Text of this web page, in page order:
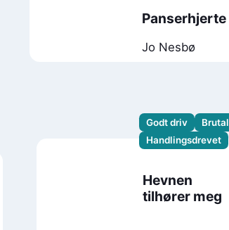
Panserhjerte
Jo Nesbø
Godt driv
Brutal
Handlingsdrevet
Hevnen
tilhører meg